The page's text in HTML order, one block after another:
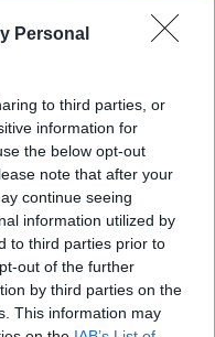
Personal
to third parties, or
information for
the below opt-out
note that after your
continue seeing
information utilized by
to third parties prior to
out of the further
by third parties on the
This information may
vodou platí pro
s rozšířenou
zajistili
odhalili gang
chráněných druhů
působící v několika
a zajistili asi stovku
S odchytem a
Praze, Zlíně a Ostravě. V
dočasné útočiště. V